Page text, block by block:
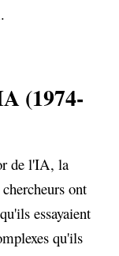
(1974-
de l'IA, la
ont
essayaient
qu'ils